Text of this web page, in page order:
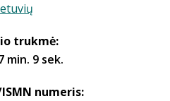
trukmė:
min. 9 sek.
ISMN numeris: